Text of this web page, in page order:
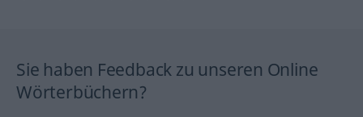
Sie haben Feedback zu unseren Online
Wörterbüchern?